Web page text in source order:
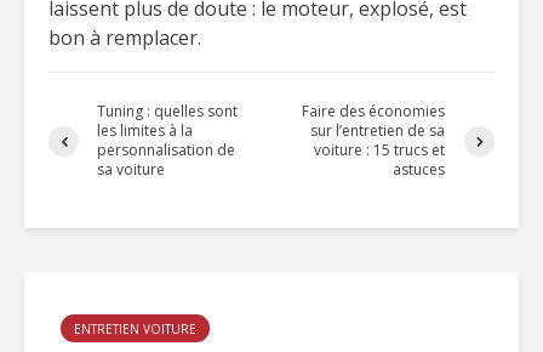
laissent plus de doute : le moteur, explosé, est
bon à remplacer.
Tuning : quelles sont
les limites à la
personnalisation de
sa voiture
Faire des économies
sur l’entretien de sa
voiture : 15 trucs et
astuces
ENTRETIEN VOITURE